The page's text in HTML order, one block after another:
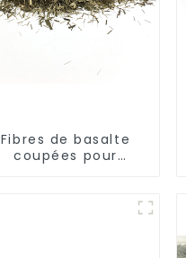
Fibres de basalte
coupées pour